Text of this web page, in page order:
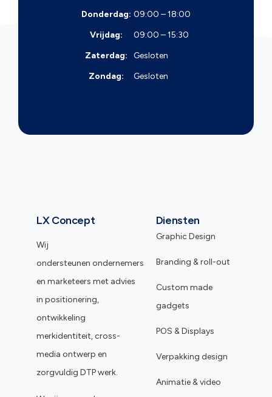
Donderdag: 09:00 – 18:00
Vrijdag:
09:00 – 15:30
Zaterdag:
Gesloten
Zondag:
Gesloten
LX Concept
Wij
ondersteunen ondernemers
en marketeers met advies
in positionering,
ontwikkeling
merkidentiteit, cross-
media ontwerp en
zorgvuldig DTP werk.
Diensten
Graphic Design
Branding & roll-out
Custom made
gadgets
POS & Displays
Verpakking design
Animatie & video